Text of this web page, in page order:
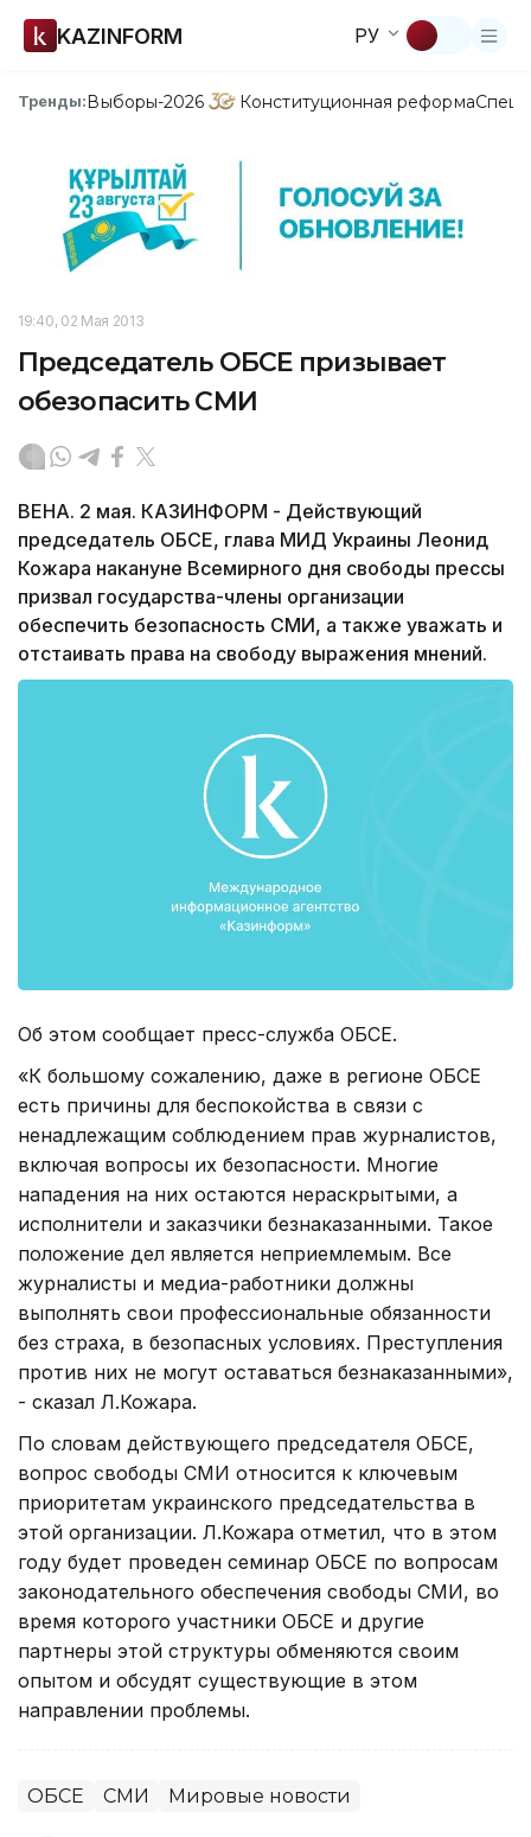
KAZINFORM РУ
Тренды:Выборы-2026 Конституционная реформа
19:40, 02 Мая 2013
Председатель ОБСЕ призывает
обезопасить СМИ
ВЕНА. 2 мая. КАЗИНФОРМ - Действующий
председатель ОБСЕ, глава МИД Украины Леонид
Кожара накануне Всемирного дня свободы прессы
призвал государства-члены организации
обеспечить безопасность СМИ, а также уважать и
отстаивать права на свободу выражения мнений.
Об этом сообщает пресс-служба ОБСЕ.
«К большому сожалению, даже в регионе ОБСЕ
есть причины для беспокойства в связи с
ненадлежащим соблюдением прав журналистов,
включая вопросы их безопасности. Многие
нападения на них остаются нераскрытыми, а
исполнители и заказчики безнаказанными. Такое
положение дел является неприемлемым. Все
журналисты и медиа-работники должны
выполнять свои профессиональные обязанности
без страха, в безопасных условиях. Преступления
против них не могут оставаться безнаказанными»,
- сказал Л.Кожара.
По словам действующего председателя ОБСЕ,
вопрос свободы СМИ относится к ключевым
приоритетам украинского председательства в
этой организации. Л.Кожара отметил, что в этом
году будет проведен семинар ОБСЕ по вопросам
законодательного обеспечения свободы СМИ, во
время которого участники ОБСЕ и другие
партнеры этой структуры обменяются своим
опытом и обсудят существующие в этом
направлении проблемы.
ОБСЕ СМИ Мировые новости